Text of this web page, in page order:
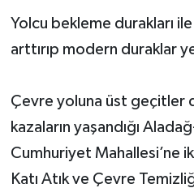
Yolcu bekleme durakları ile
arttırıp modern duraklar
Çevre yoluna üst geçitler
kazaların yaşandığı
Cumhuriyet Mahallesi’ne
Katı Atık ve Çevre